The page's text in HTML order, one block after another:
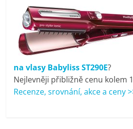
mobilní
telefony,
kávovary,
bazény
na vlasy Babyliss ST290E?
Nejlevněji přibližně cenu kolem
Recenze, srovnání, akce a ceny